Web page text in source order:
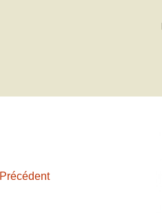
Précédent